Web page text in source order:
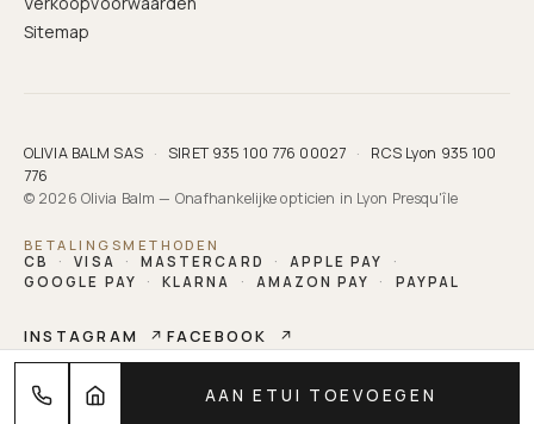
AAN ETUI TOEVOEGEN
Sitemap
OLIVIA BALM SAS · SIRET 935 100 776 00027 ·
RCS Lyon 935 100
776
© 2026 Olivia Balm — Onafhankelijke opticien in Lyon Presqu'île
BETALINGSMETHODEN
CB
· VISA · MASTERCARD · APPLE PAY
·
GOOGLE PAY
· KLARNA · AMAZON PAY · PAYPAL
INSTAGRAM ↗ FACEBOOK ↗
OLIVIA BALM